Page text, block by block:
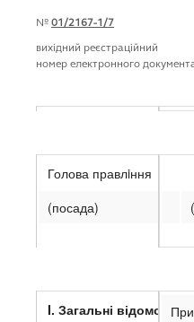
№ 01/2167-1/7
вихідний реєстраційний
номер електронного
Голова правлiння
(посада)
за2 квартал2022 рок
I. Загальні відомості